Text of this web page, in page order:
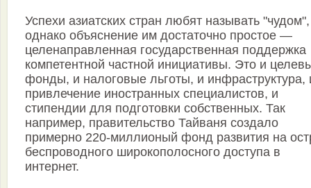
Успехи азиатских стран любят называть "чудом",
однако объяснение им достаточно простое —
целенаправленная государственная поддержка
компетентной частной инициативы. Это и
фонды, и налоговые льготы, и инфраструктура,
привлечение иностранных специалистов, и
стипендии для подготовки собственных. Так
например, правительство Тайваня создало
примерно 220-миллионый фонд развития на
беспроводного широкополосного доступа в
интернет.